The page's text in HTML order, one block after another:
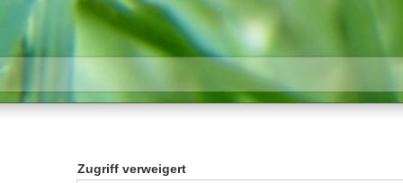
Zugriff verweigert